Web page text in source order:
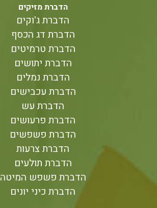
הדברת מזיקים
הדברת ג'וקים
הדברת דג הכסף
הדברת טרמיטים
הדברת יתושים
הדברת נמלים
הדברת עכבישים
הדברת עש
הדברת פרעושים
הדברת פשפשים
הדברת צרעות
הדברת תולעים
הדברת פשפש המיטה
הדברת כיני יונים